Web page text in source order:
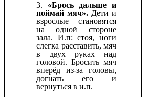
3. «Брось дальше и
поймай мяч». Дети и
взрослые становятся
на одной стороне
зала. И.п: стоя, ноги
слегка расставить, мяч
в двух руках над
головой. Бросить мяч
вперёд из-за головы,
догнать его и
вернуться в и.п.